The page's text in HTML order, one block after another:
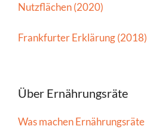
Nutzflächen (2020)
Frankfurter Erklärung (2018)
Über Ernährungsräte
Was machen Ernährungsräte